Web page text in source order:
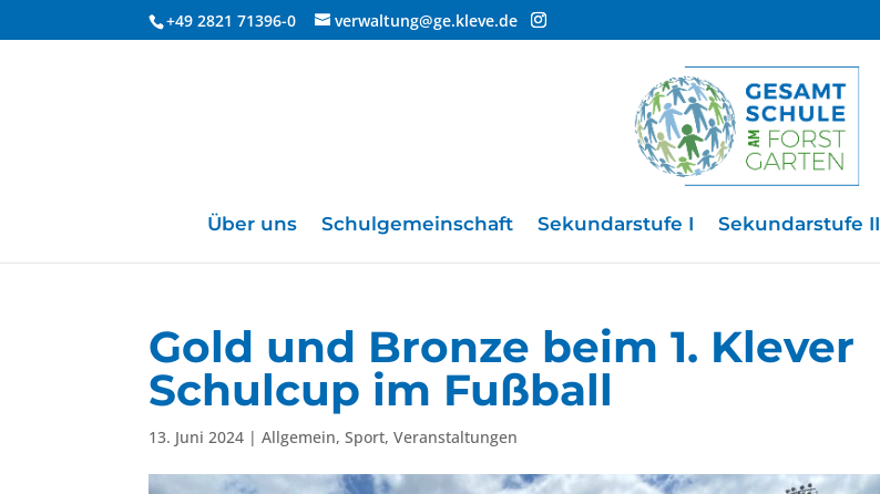
+49 2821 71396-0 verwaltung@ge.kleve.de
Über uns Schulgemeinschaft Sekundarstufe I Sekundarstufe II
Gold und Bronze beim 1. Klever
Schulcup im Fußball
13. Juni 2024 |Allgemein,Sport,Veranstaltungen